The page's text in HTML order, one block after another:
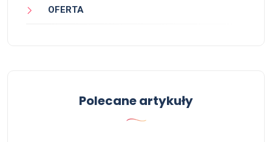
OFERTA
Polecane artykuły